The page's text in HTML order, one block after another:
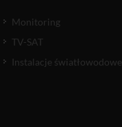
Monitoring
TV-SAT
Instalacje światłowodowe